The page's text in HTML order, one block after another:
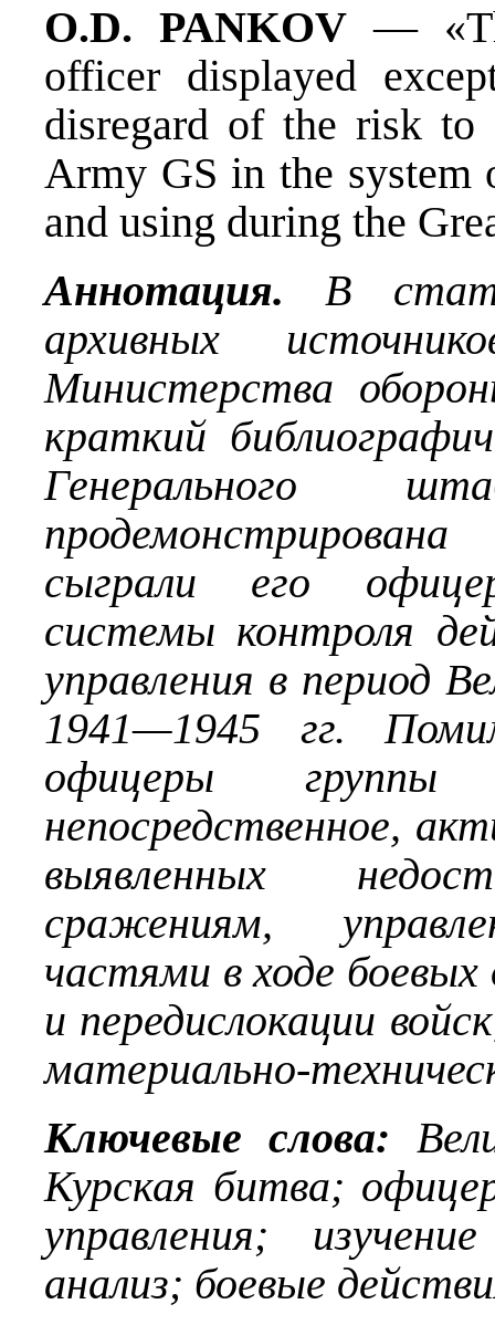
O.D. PANKOV —
officer displayed
disregard of the risk
Army GS in the system
and using during the
Аннотация. В
архивных
Министерства
краткий
Генерального
сыграли его
системы контроля
управления в период
1941—1945 гг.
офицеры
непосредственное,
выявленных
сражениям,
частями в ходе
и передислокации
материально-
Ключевые слова:
Курская битва;
управления;
анализ; боевые